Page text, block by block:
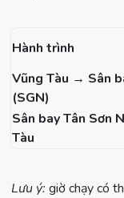
Hành trình
Vũng Tàu → Sân
(SGN)
Sân bay Tân Sơn
Tàu
Lưu ý: giờ chạy có